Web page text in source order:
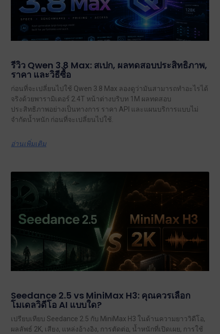
รีวิว Qwen 3.8 Max: สเปก, ผลทดสอบประสิทธิภาพ,
ราคา และวิธีซื้อ
ก่อนที่จะเปลี่ยนไปใช้ Qwen 3.8 Max ลองดูว่ามันสามารถทำอะไรได้
จริงด้วยพารามิเตอร์ 2.4T หน้าต่างบริบท 1M ผลทดสอบ
ประสิทธิภาพอย่างเป็นทางการ ราคา API และแผนบริการแบบไม่
จำกัดน้ำหนัก ก่อนที่จะเปลี่ยนไปใช้.
อ่านเพิ่มเติม
Seedance 2.5 vs MiniMax H3: คุณควรเลือก
โมเดลวิดีโอ AI แบบใด?
เปรียบเทียบ Seedance 2.5 กับ MiniMax H3 ในด้านความยาววิดีโอ,
ผลลัพธ์ 2K, เสียง, แหล่งอ้างอิง, การตัดต่อ, น้ำหนักที่เปิดเผย, การใช้